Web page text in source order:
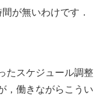
が無いわけです．
たスケジュール調整
，働きながらこうい